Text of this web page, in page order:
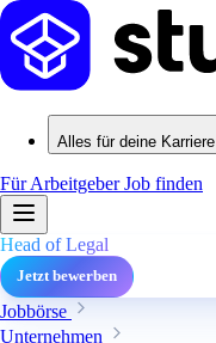
Alles für deine Karriere
Für ArbeitgeberJob finden
Head of Legal
Jetzt bewerben
Jobbörse
Unternehmen